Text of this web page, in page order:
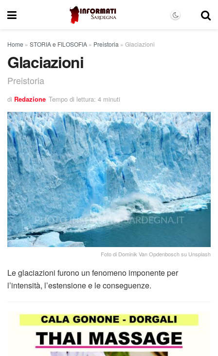
Home » STORIA e FILOSOFIA » Preistoria » Glaciazioni
Glaciazioni
Preistoria
di Redazione Tempo di lettura: 4 minuti
Foto di Dominik Van Opdenbosch su Unsplash
Le glaciazioni furono un fenomeno imponente per
l’intensità, l’estensione e le conseguenze.